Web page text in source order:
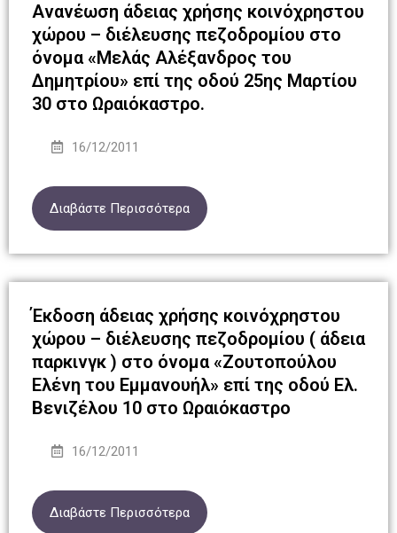
Ανανέωση άδειας χρήσης κοινόχρηστου
χώρου – διέλευσης πεζοδρομίου στο
όνομα «Μελάς Αλέξανδρος του
Δημητρίου» επί της οδού 25ης Μαρτίου
30 στο Ωραιόκαστρο.
16/12/2011
Διαβάστε Περισσότερα
Έκδοση άδειας χρήσης κοινόχρηστου
χώρου – διέλευσης πεζοδρομίου ( άδεια
παρκινγκ ) στο όνομα «Ζουτοπούλου
Ελένη του Εμμανουήλ» επί της οδού Ελ.
Βενιζέλου 10 στο Ωραιόκαστρο
16/12/2011
Διαβάστε Περισσότερα